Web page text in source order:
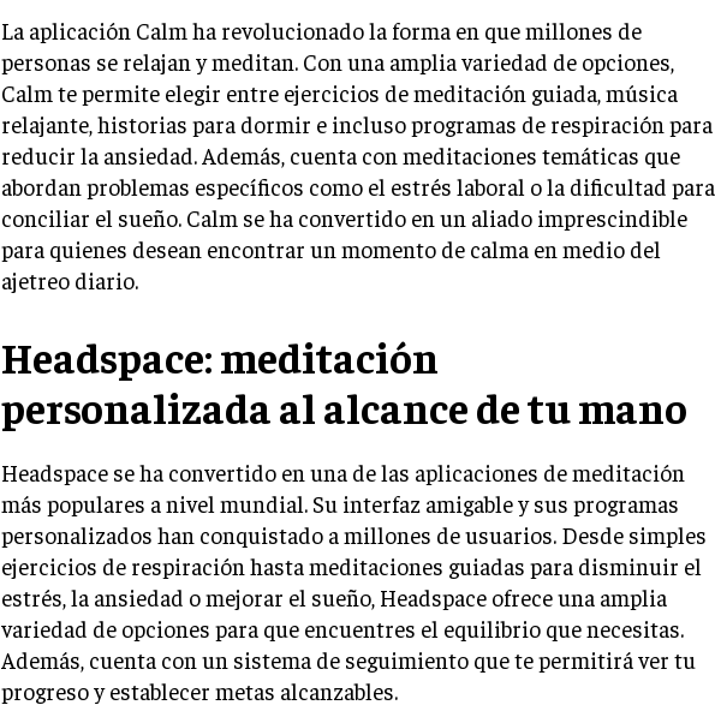
La aplicación Calm ha revolucionado la forma en que millones de
personas se relajan y meditan. Con una amplia variedad de opciones,
Calm te permite elegir entre ejercicios de meditación guiada, música
relajante, historias para dormir e incluso programas de respiración para
reducir la ansiedad. Además, cuenta con meditaciones temáticas que
abordan problemas específicos como el estrés laboral o la dificultad para
conciliar el sueño. Calm se ha convertido en un aliado imprescindible
para quienes desean encontrar un momento de calma en medio del
ajetreo diario.
Headspace: meditación
personalizada al alcance de tu mano
Headspace se ha convertido en una de las aplicaciones de meditación
más populares a nivel mundial. Su interfaz amigable y sus programas
personalizados han conquistado a millones de usuarios. Desde simples
ejercicios de respiración hasta meditaciones guiadas para disminuir el
estrés, la ansiedad o mejorar el sueño, Headspace ofrece una amplia
variedad de opciones para que encuentres el equilibrio que necesitas.
Además, cuenta con un sistema de seguimiento que te permitirá ver tu
progreso y establecer metas alcanzables.